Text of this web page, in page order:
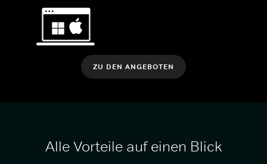
ZU DEN ANGEBOTEN
Alle Vorteile auf einen Blick